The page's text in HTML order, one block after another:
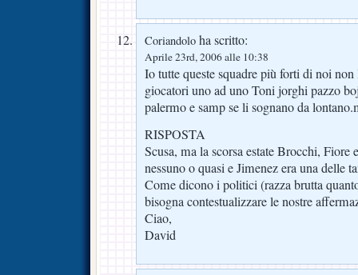
Coriandolo ha scritto:
Aprile 23rd, 2006 alle 10:38
Io tutte queste squadre più forti di noi
giocatori uno ad uno Toni jorghi pazzo
palermo e samp se li sognano da
RISPOSTA
Scusa, ma la scorsa estate Brocchi, Fiore
nessuno o quasi e Jimenez era una delle
Come dicono i politici (razza brutta
bisogna contestualizzare le nostre
Ciao,
David